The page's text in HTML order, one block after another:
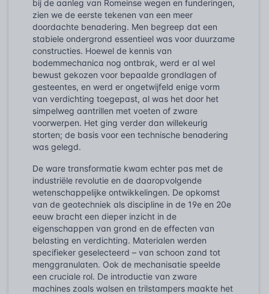
bij de aanleg van Romeinse wegen en funderingen,
zien we de eerste tekenen van een meer
doordachte benadering. Men begreep dat een
stabiele ondergrond essentieel was voor duurzame
constructies. Hoewel de kennis van
bodemmechanica nog ontbrak, werd er al wel
bewust gekozen voor bepaalde grondlagen of
gesteentes, en werd er ongetwijfeld enige vorm
van verdichting toegepast, al was het door het
simpelweg aantrillen met voeten of zware
voorwerpen. Het ging verder dan willekeurig
storten; de basis voor een technische benadering
was gelegd.
De ware transformatie kwam echter pas met de
industriële revolutie en de daaropvolgende
wetenschappelijke ontwikkelingen. De opkomst
van de geotechniek als discipline in de 19e en 20e
eeuw bracht een dieper inzicht in de
eigenschappen van grond en de effecten van
belasting en verdichting. Materialen werden
specifieker geselecteerd – van schoon zand tot
menggranulaten. Ook de mechanisatie speelde
een cruciale rol. De introductie van zware
machines zoals walsen en trilstampers maakte het